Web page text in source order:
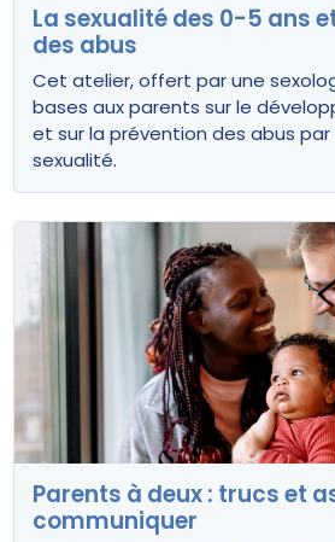
La sexualité des 0-5 ans
des abus
Cet atelier, offert par une
bases aux parents sur le
et sur la prévention des abus
sexualité.
Parents à deux : trucs et
communiquer